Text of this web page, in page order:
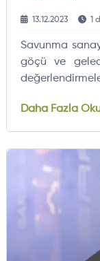
13.12.2023 1
Savunma
göçü ve
Daha Fazla